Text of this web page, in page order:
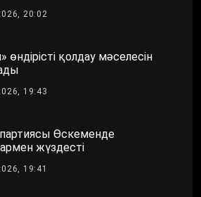
20:02
өндірісті қолдау мәселесін
19:43
Өскеменде
жүздесті
19:41